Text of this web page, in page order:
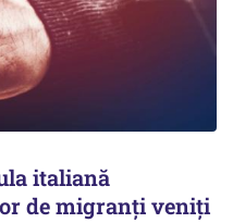
italiană
de migranți veniți